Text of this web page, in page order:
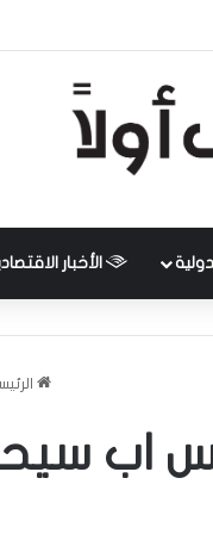
الأخبار
اب